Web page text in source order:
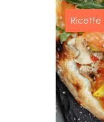
Ricette